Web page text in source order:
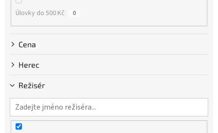
Úlovky do 500 Kč 0
Cena
Herec
Režisér